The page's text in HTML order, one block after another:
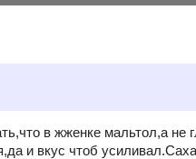
в жженке мальтол,а не
и вкус чтоб